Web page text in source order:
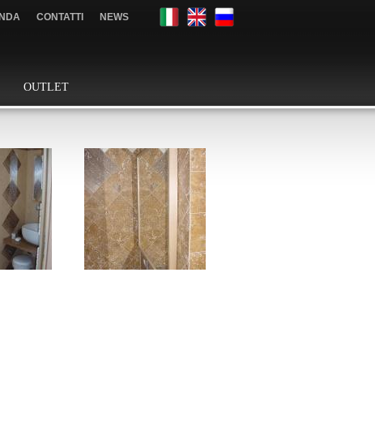
CONTATTI NEWS
OUTLET